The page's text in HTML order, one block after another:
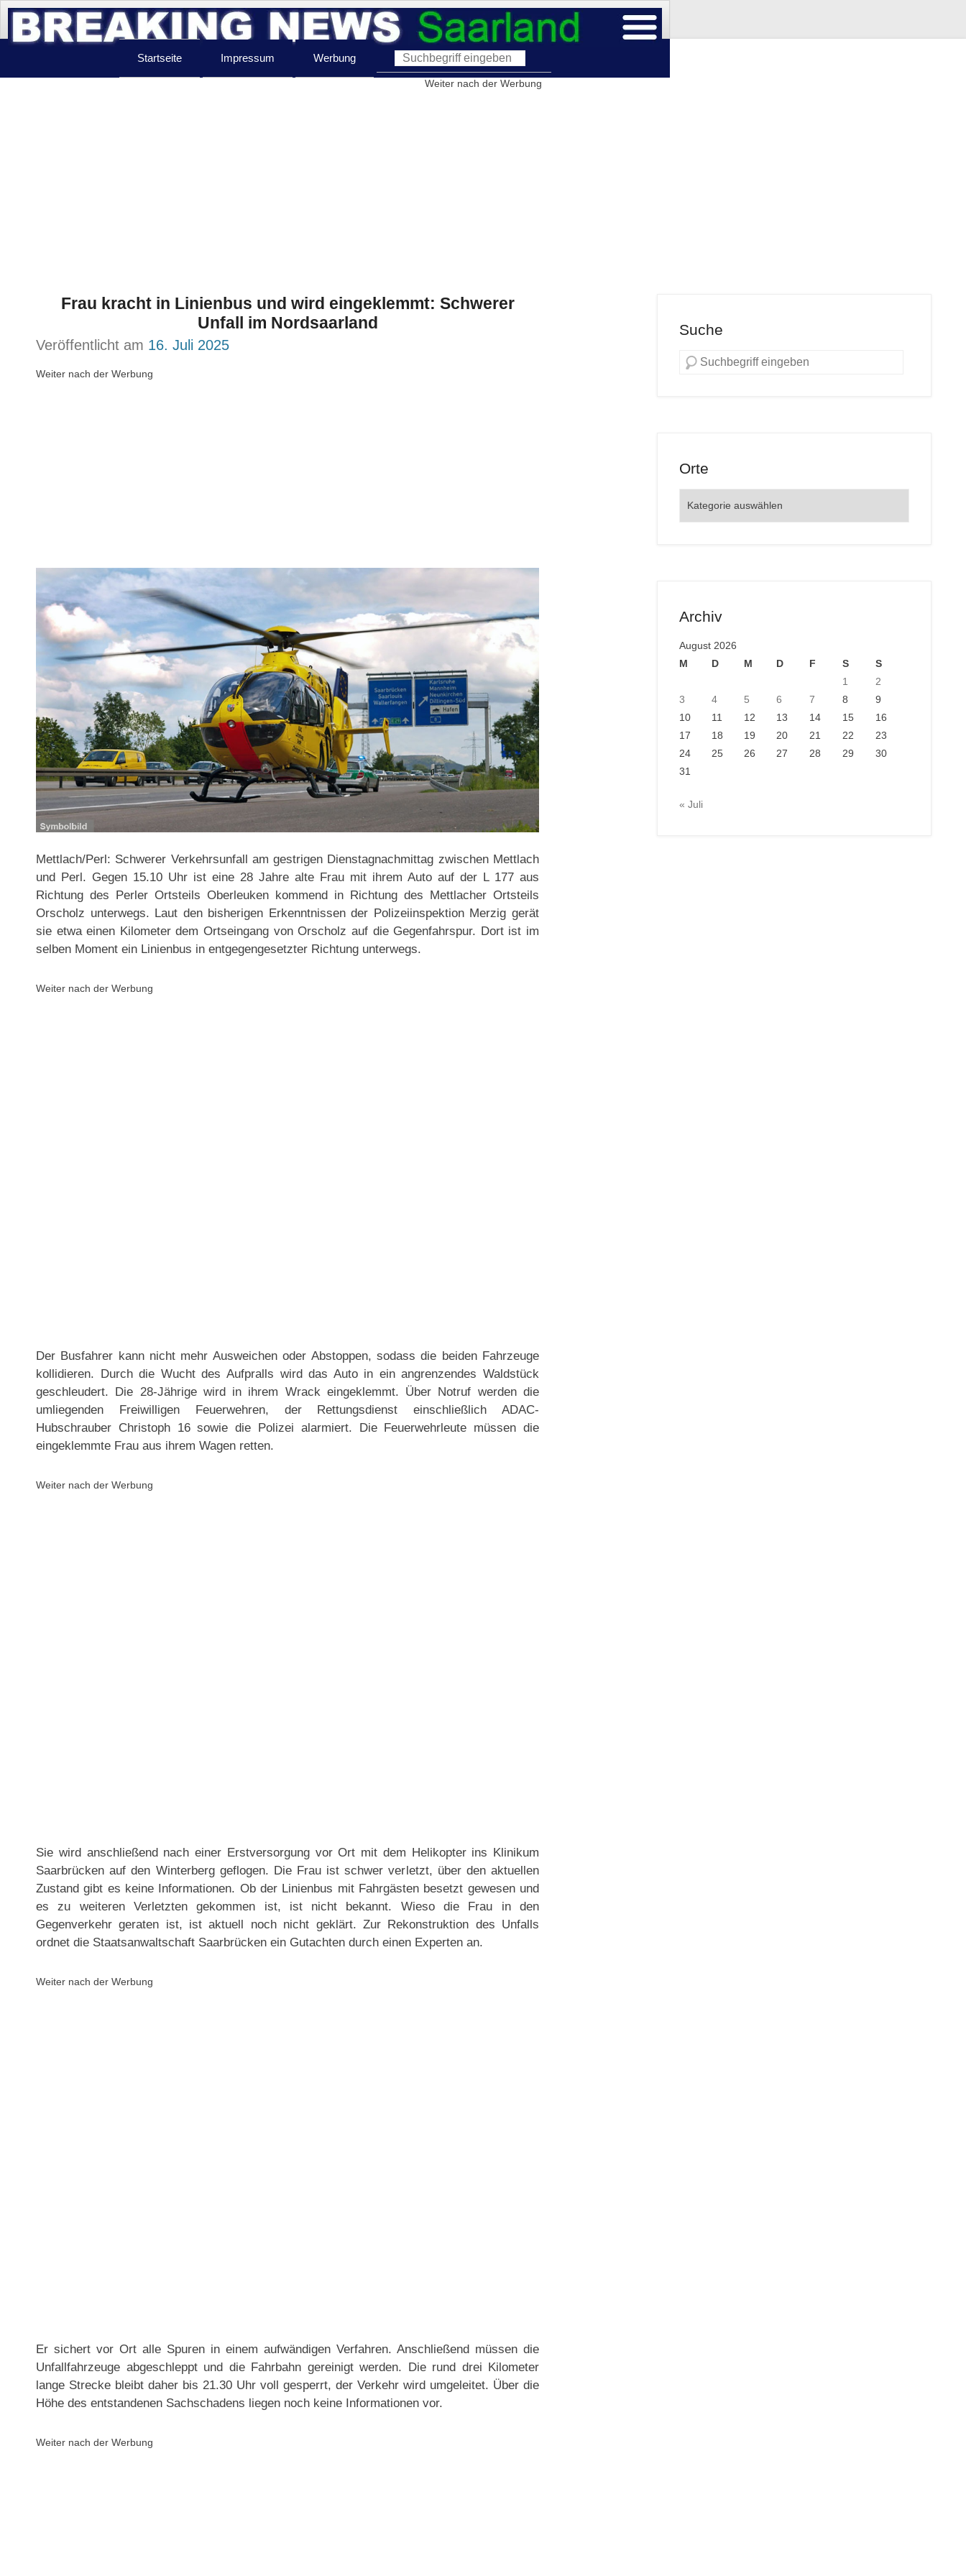
Startseite Impressum Werbung
Weiter nach der Werbung
Frau kracht in Linienbus und wird eingeklemmt: Schwerer
Unfall im Nordsaarland
Veröffentlicht am 16. Juli 2025
Weiter nach der Werbung
Mettlach/Perl: Schwerer Verkehrsunfall am gestrigen Dienstagnachmittag zwischen Mettlach
und Perl. Gegen 15.10 Uhr ist eine 28 Jahre alte Frau mit ihrem Auto auf der L 177 aus
Richtung des Perler Ortsteils Oberleuken kommend in Richtung des Mettlacher Ortsteils
Orscholz unterwegs. Laut den bisherigen Erkenntnissen der Polizeiinspektion Merzig gerät
sie etwa einen Kilometer dem Ortseingang von Orscholz auf die Gegenfahrspur. Dort ist im
selben Moment ein Linienbus in entgegengesetzter Richtung unterwegs.
Weiter nach der Werbung
Der Busfahrer kann nicht mehr Ausweichen oder Abstoppen, sodass die beiden Fahrzeuge
kollidieren. Durch die Wucht des Aufpralls wird das Auto in ein angrenzendes Waldstück
geschleudert. Die 28-Jährige wird in ihrem Wrack eingeklemmt. Über Notruf werden die
umliegenden Freiwilligen Feuerwehren, der Rettungsdienst einschließlich ADAC-
Hubschrauber Christoph 16 sowie die Polizei alarmiert. Die Feuerwehrleute müssen die
eingeklemmte Frau aus ihrem Wagen retten.
Weiter nach der Werbung
Sie wird anschließend nach einer Erstversorgung vor Ort mit dem Helikopter ins Klinikum
Saarbrücken auf den Winterberg geflogen. Die Frau ist schwer verletzt, über den aktuellen
Zustand gibt es keine Informationen. Ob der Linienbus mit Fahrgästen besetzt gewesen und
es zu weiteren Verletzten gekommen ist, ist nicht bekannt. Wieso die Frau in den
Gegenverkehr geraten ist, ist aktuell noch nicht geklärt. Zur Rekonstruktion des Unfalls
ordnet die Staatsanwaltschaft Saarbrücken ein Gutachten durch einen Experten an.
Weiter nach der Werbung
Er sichert vor Ort alle Spuren in einem aufwändigen Verfahren. Anschließend müssen die
Unfallfahrzeuge abgeschleppt und die Fahrbahn gereinigt werden. Die rund drei Kilometer
lange Strecke bleibt daher bis 21.30 Uhr voll gesperrt, der Verkehr wird umgeleitet. Über die
Höhe des entstandenen Sachschadens liegen noch keine Informationen vor.
Weiter nach der Werbung
Suche
Orte
Archiv
August 2026
M
D M D F S
S
1
2
3
4 5 6 7 8
9
10
11 12 13 14 15
16
17
18 19 20 21 22
23
24
25 26 27 28 29
30
31
« Juli